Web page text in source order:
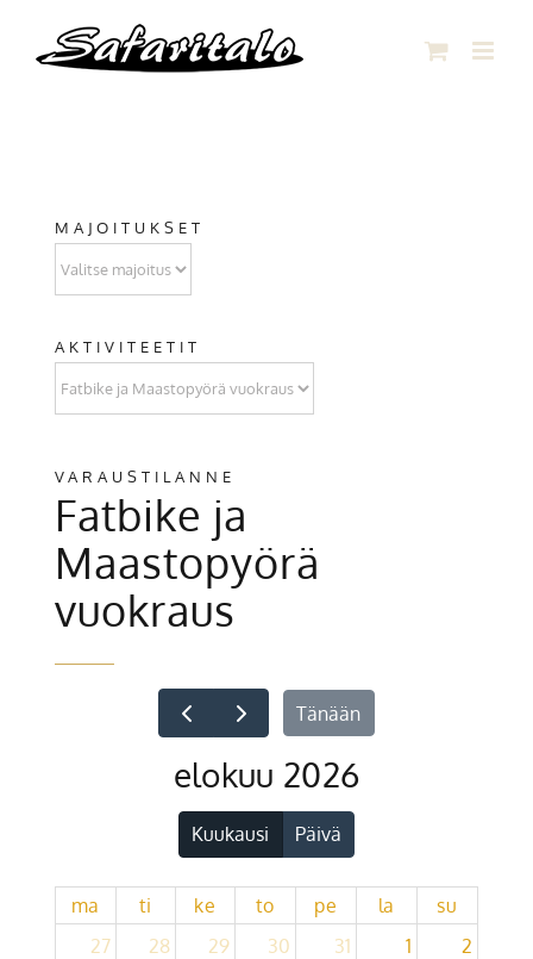
MAJOITUKSET
AKTIVITEETIT
VARAUSTILANNE
Fatbike ja
Maastopyörä
vuokraus
Tänään
elokuu 2026
Kuukausi Päivä
ma ti ke to pe la
su
27
28 29 30 31 1 2